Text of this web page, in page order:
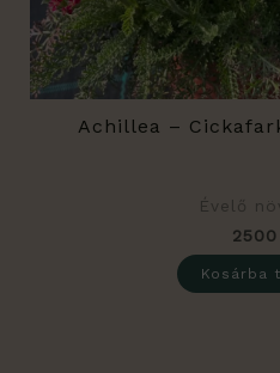
Achillea –
Évelő
2500
Kosárba